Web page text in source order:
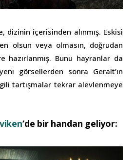
dizinin içerisinden alınmış. Eskisi
olsun veya olmasın, doğrudan
hazırlanmış. Bunu hayranlar da
görsellerden sonra Geralt’ın
tartışmalar tekrar alevlenmeye
‘de bir handan geliyor: